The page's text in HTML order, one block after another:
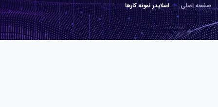
صفحه اصلی اسلایدر نمونه کارها